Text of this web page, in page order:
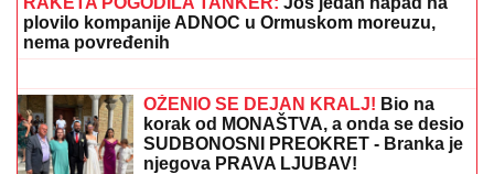
NAŠ GLUMAC (65) OŽENIO 32
GODINE MLAĐU KOLEGINICU
Upoznala ga dok je bila na fakultetu, a
glume